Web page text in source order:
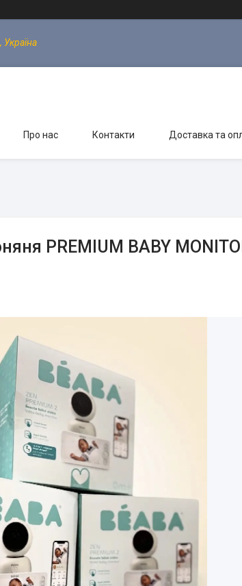
Про нас Контакти Доставка та
PREMIUM BABY